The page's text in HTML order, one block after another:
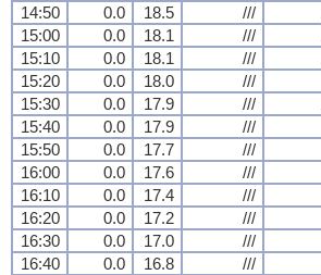
14:50 0.0 18.5 ///
15:00
0.0 18.1 ///
15:10
0.0 18.1 ///
15:20
0.0 18.0 ///
15:30
0.0 17.9 ///
15:40
0.0 17.9 ///
15:50
0.0 17.7 ///
16:00
0.0 17.6 ///
16:10
0.0 17.4 ///
16:20
0.0 17.2 ///
16:30
0.0 17.0 ///
16:40
0.0 16.8 ///